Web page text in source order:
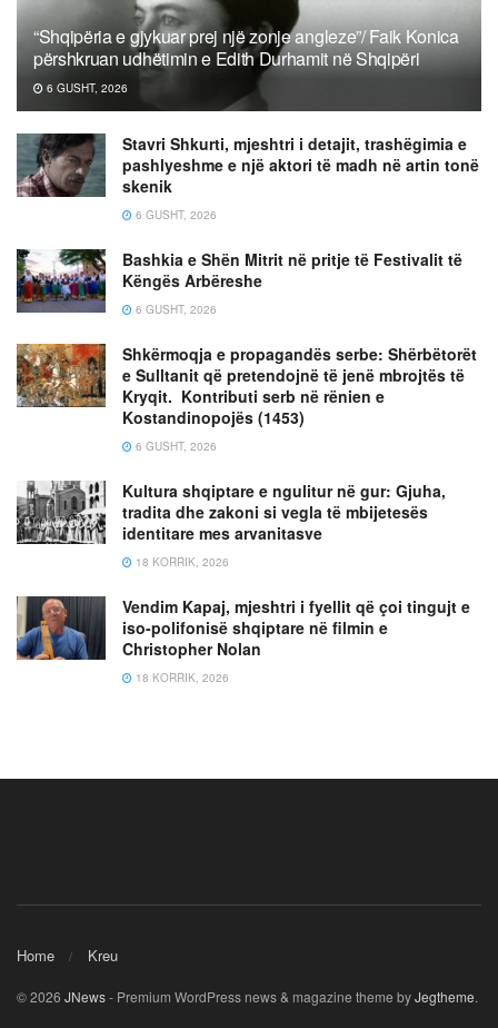
“Shqipëria e gjykuar prej një zonje angleze”/ Faik Konica
përshkruan udhëtimin e Edith Durhamit në Shqipëri
6 GUSHT, 2026
Stavri Shkurti, mjeshtri i detajit, trashëgimia e
pashlyeshme e një aktori të madh në artin tonë
skenik
6 GUSHT, 2026
Bashkia e Shën Mitrit në pritje të Festivalit të
Këngës Arbëreshe
6 GUSHT, 2026
Shkërmoqja e propagandës serbe: Shërbëtorët
e Sulltanit që pretendojnë të jenë mbrojtës të
Kryqit. Kontributi serb në rënien e
Kostandinopojës (1453)
6 GUSHT, 2026
Kultura shqiptare e ngulitur në gur: Gjuha,
tradita dhe zakoni si vegla të mbijetesës
identitare mes arvanitasve
18 KORRIK, 2026
Vendim Kapaj, mjeshtri i fyellit që çoi tingujt e
iso-polifonisë shqiptare në filmin e
Christopher Nolan
18 KORRIK, 2026
Home Kreu
© 2026 JNews- Premium WordPress news & magazine theme byJegtheme.